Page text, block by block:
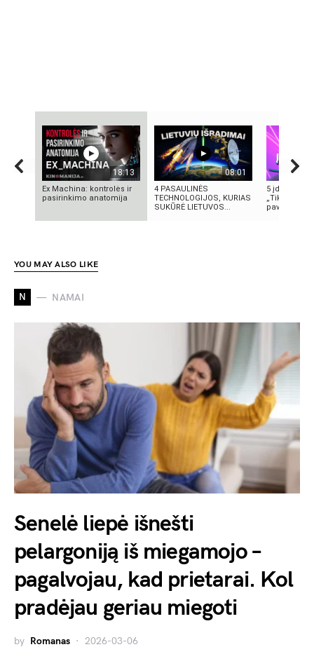
18:13
Ex Machina: kontrolės ir
pasirinkimo anatomija
08:01
4 PASAULINĖS
TECHNOLOGIJOS, KURIAS
SUKŪRĖ LIETUVOS...
5 įdomūs
„TikTok“:
YOU MAY ALSO LIKE
N NAMAI
Senelė liepė išnešti
pelargoniją iš miegamojo –
pagalvojau, kad prietarai. Kol
pradėjau geriau miegoti
by Romanas 2026-03-06